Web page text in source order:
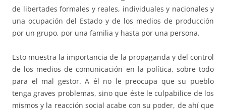
de libertades formales y reales, individuales y nacionales y
una ocupación del Estado y de los medios de producción
por un grupo, por una familia y hasta por una persona.
Esto muestra la importancia de la propaganda y del control
de los medios de comunicación en la política, sobre todo
para el mal gestor. A él no le preocupa que su pueblo
tenga graves problemas, sino que éste le culpabilice de los
mismos y la reacción social acabe con su poder, de ahí que